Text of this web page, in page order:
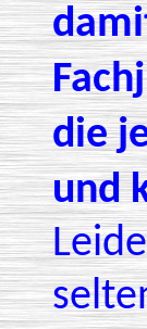
die
und